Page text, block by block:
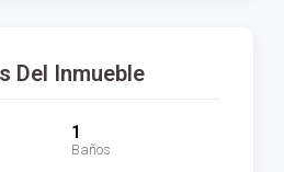
Del Inmueble
1
Baños